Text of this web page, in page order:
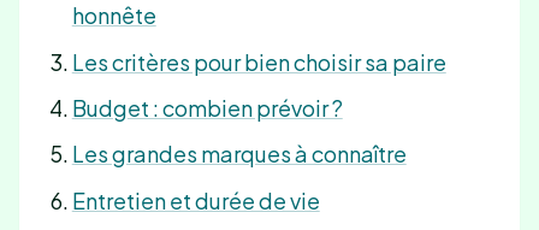
honnête
Les critères pour bien choisir sa paire
Budget : combien prévoir ?
Les grandes marques à connaître
Entretien et durée de vie